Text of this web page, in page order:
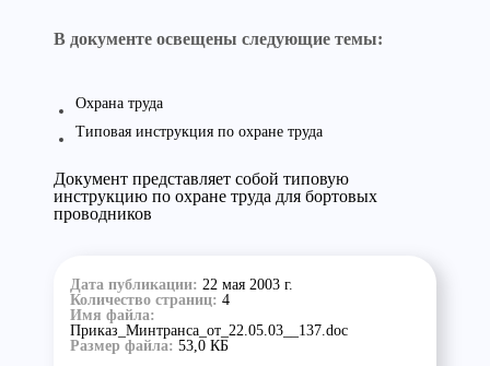
В документе освещены следующие темы:
Охрана труда
Типовая инструкция по охране труда
Документ представляет собой типовую
инструкцию по охране труда для бортовых
проводников
Дата публикации: 22 мая 2003 г.
Количество страниц: 4
Имя файла:
Приказ_Минтранса_от_22.05.03__137.doc
Размер файла: 53,0 КБ